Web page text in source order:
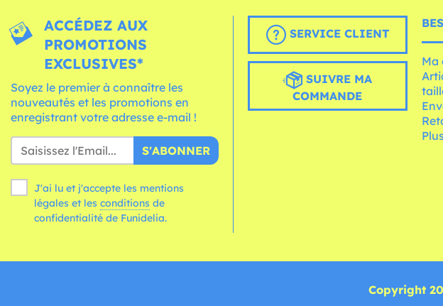
ACCÉDEZ AUX
PROMOTIONS
EXCLUSIVES*
Soyez le premier à connaître les
nouveautés et les promotions en
enregistrant votre adresse e-mail !
S'ABONNER
J'ai lu et j'accepte les mentions
légales et les conditions
confidentialité de Funidelia.
SERVICE CLIENT
SUIVRE MA
COMMANDE
Ma
Copyright